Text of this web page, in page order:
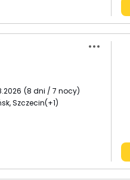
(8 dni / 7 nocy)
Szczecin(+1)